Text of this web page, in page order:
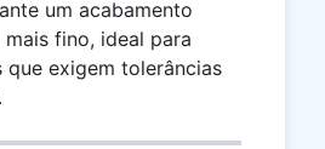
\sqrt{0,1}
\approx
0,32
um acabamento
fino, ideal para
que exigem tolerâncias